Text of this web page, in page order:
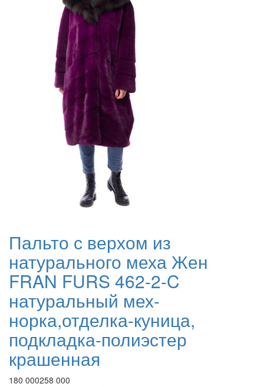
Пальто с верхом из
натурального меха Жен
FRAN FURS 462-2-C
натуральный мех-
норка,отделка-куница,
подкладка-полиэстер
крашенная
180 000258 000